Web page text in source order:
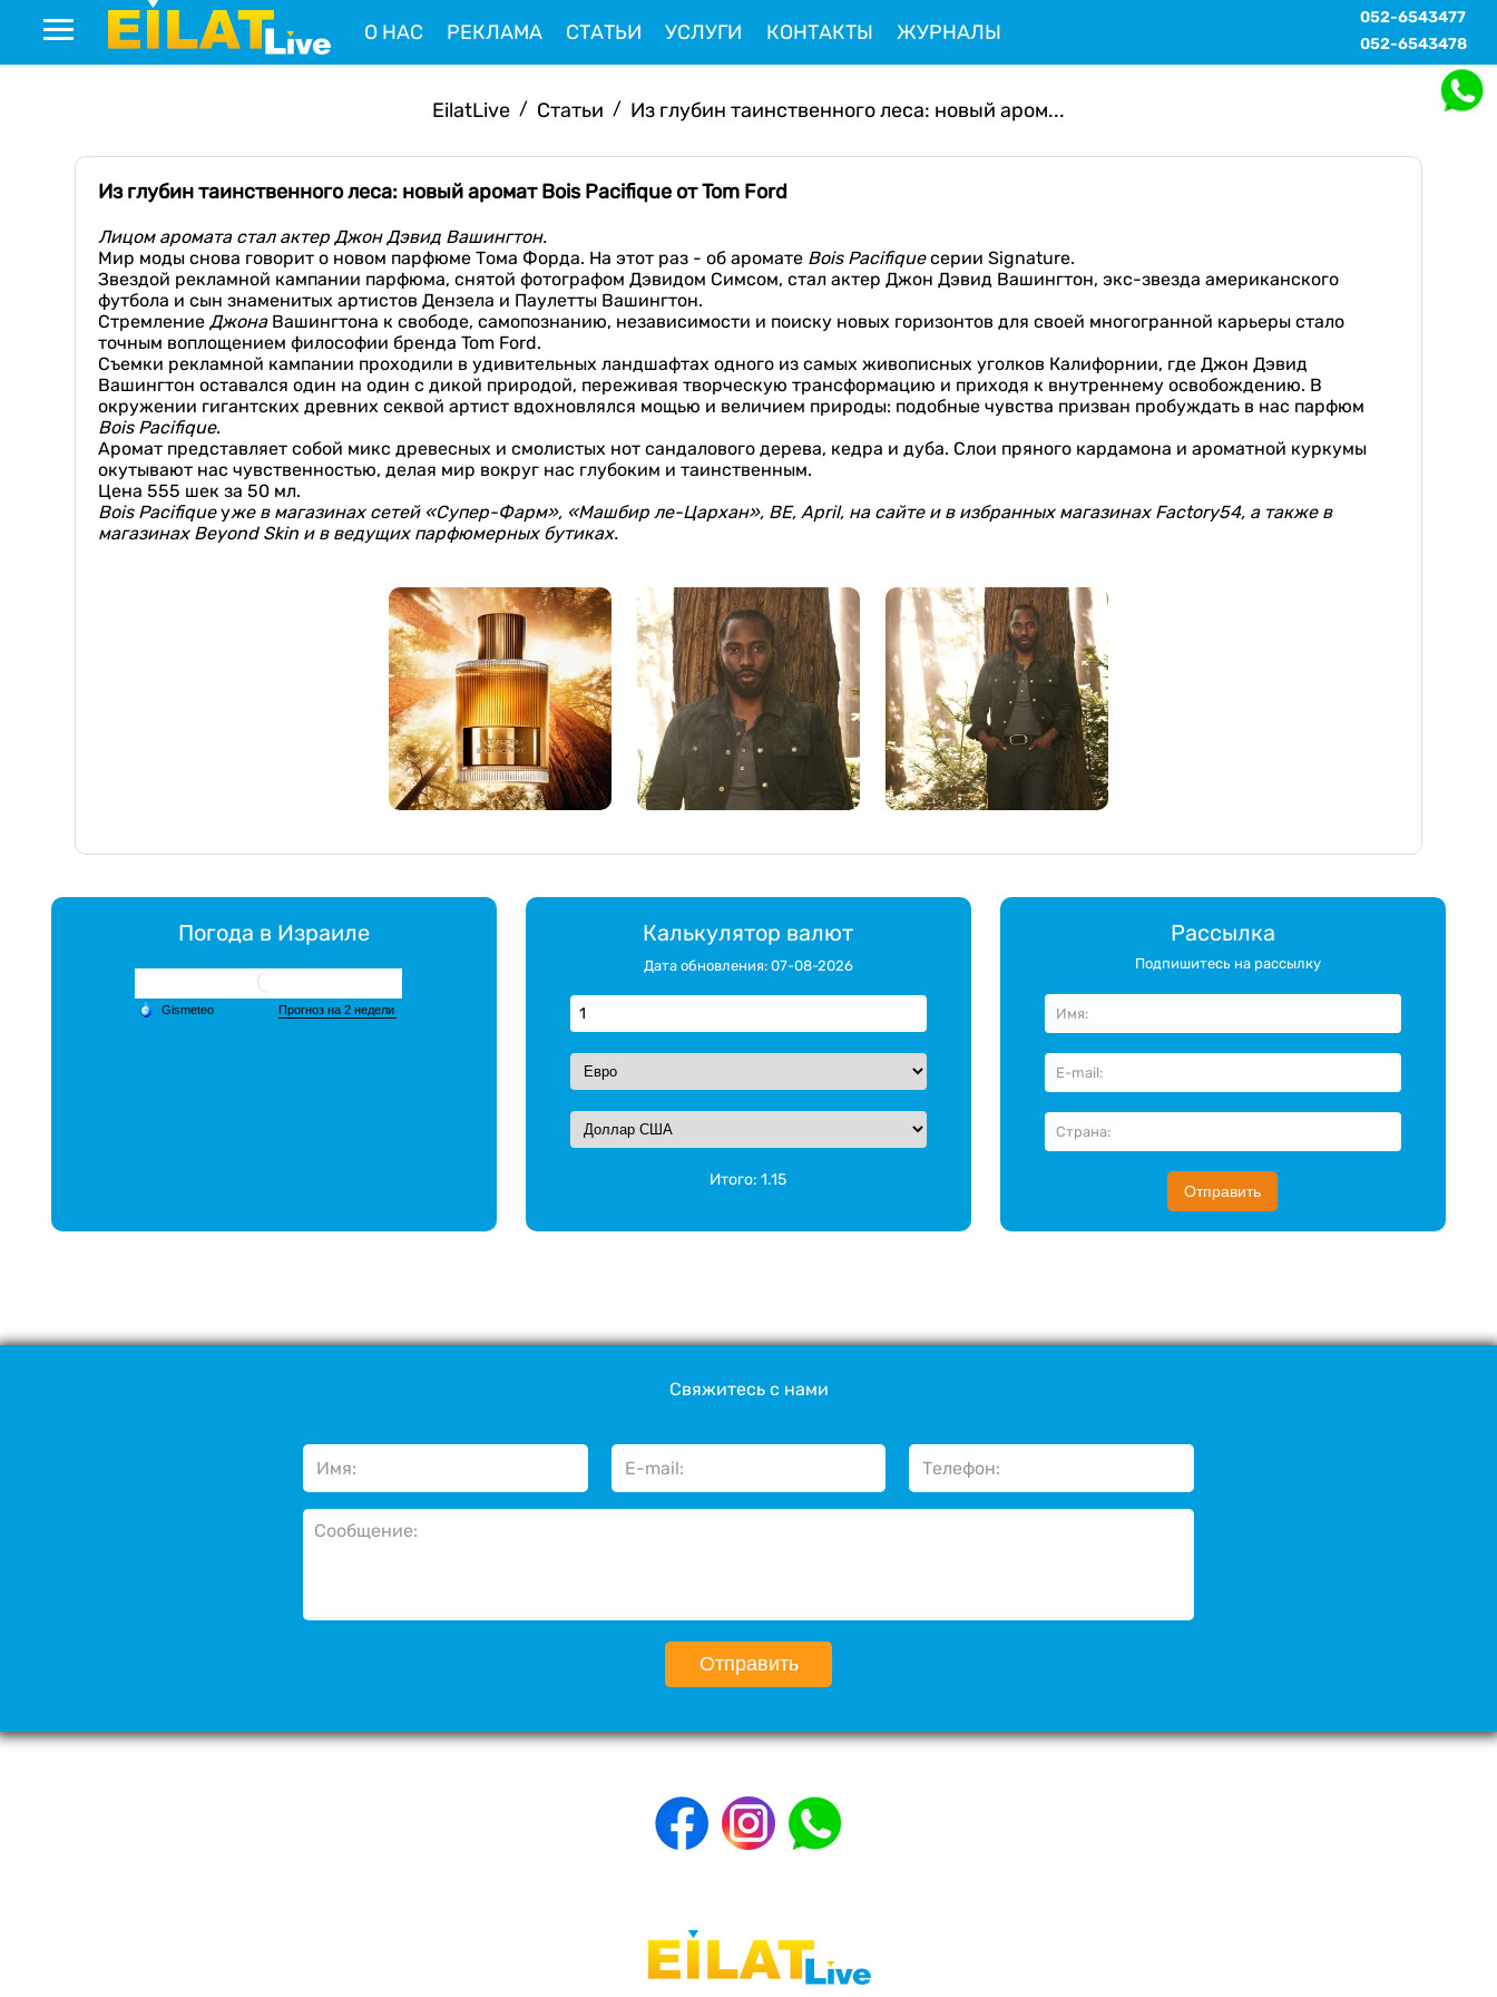
О НАС РЕКЛАМА СТАТЬИ УСЛУГИ КОНТАКТЫ ЖУРНАЛЫ
052-6543477
052-6543478
EilatLive / Статьи / Из глубин таинственного леса: новый аром...
Из глубин таинственного леса: новый аромат Bois Pacifique от Tom Ford
Лицом аромата стал актер Джон Дэвид Вашингтон.
Мир моды снова говорит о новом парфюме Тома Форда. На этот раз - об аромате Bois Pacifiqueсерии Signature.
Звездой рекламной кампании парфюма, снятой фотографом Дэвидом Симсом, стал актер Джон Дэвид Вашингтон, экс-звезда американского
футбола и сын знаменитых артистов Дензела и Паулетты Вашингтон.
СтремлениеДжона Вашингтона к свободе, самопознанию, независимости и поиску новых горизонтов для своей многогранной карьеры стало
точным воплощением философии бренда Tom Ford.
Съемки рекламной кампании проходили в удивительных ландшафтах одного из самых живописных уголков Калифорнии, где Джон Дэвид
Вашингтон оставался один на один с дикой природой, переживая творческую трансформацию и приходя к внутреннему освобождению. В
окружении гигантских древних секвой артист вдохновлялся мощью и величием природы: подобные чувства призван пробуждать в нас парфюм
Bois Pacifique.
Аромат представляет собой микс древесных и смолистых нот сандалового дерева, кедра и дуба. Слои пряного кардамона и ароматной куркумы
окутывают нас чувственностью, делая мир вокруг нас глубоким и таинственным.
Цена 555 шек за 50 мл.
Bois Pacifiqueуже в магазинах сетей «Супер-Фарм», «Машбир ле-Цархан», BE, April, на сайте и в избранных магазинах Factory54, а также в
магазинах Beyond Skin и в ведущих парфюмерных бутиках.
Погода в Израиле Калькулятор валют
Дата обновления: 07-08-2026
Итого:1.15
Рассылка
Подпишитесь на рассылку
Отправить
Свяжитесь с нами
Отправить